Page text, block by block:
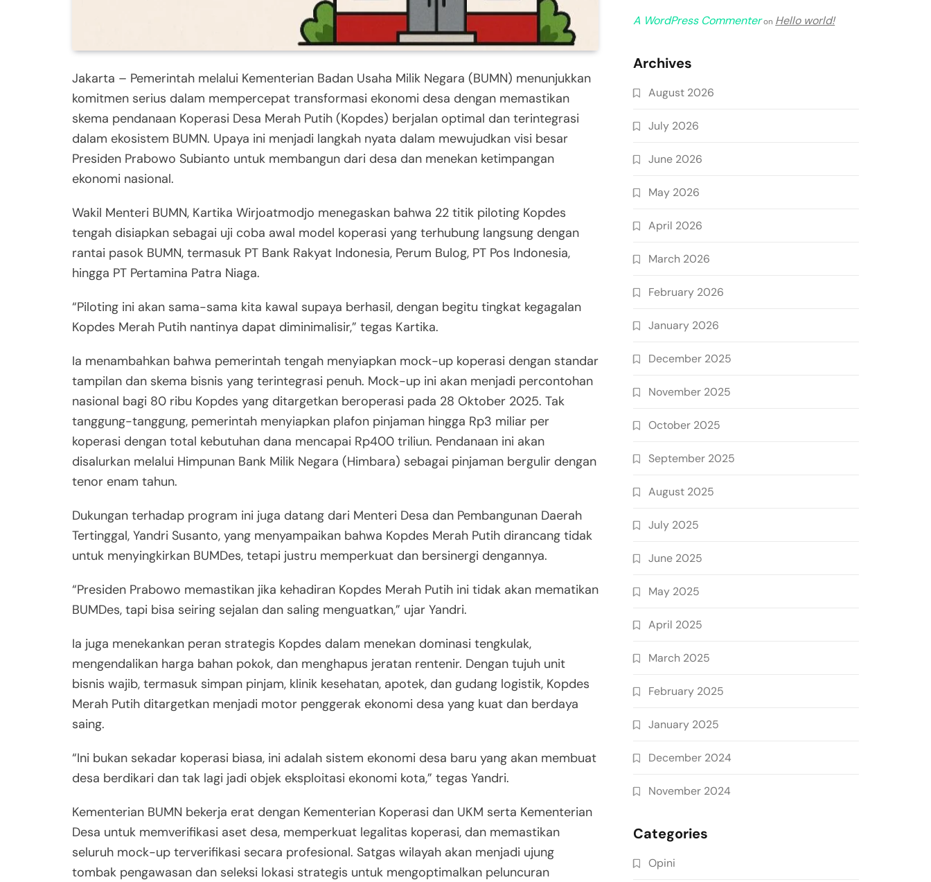
Jakarta – Pemerintah melalui Kementerian Badan Usaha Milik Negara (BUMN) menunjukkan
komitmen serius dalam mempercepat transformasi ekonomi desa dengan memastikan
skema pendanaan Koperasi Desa Merah Putih (Kopdes) berjalan optimal dan terintegrasi
dalam ekosistem BUMN. Upaya ini menjadi langkah nyata dalam mewujudkan visi besar
Presiden Prabowo Subianto untuk membangun dari desa dan menekan ketimpangan
ekonomi nasional.
Wakil Menteri BUMN, Kartika Wirjoatmodjo menegaskan bahwa 22 titik piloting Kopdes
tengah disiapkan sebagai uji coba awal model koperasi yang terhubung langsung dengan
rantai pasok BUMN, termasuk PT Bank Rakyat Indonesia, Perum Bulog, PT Pos Indonesia,
hingga PT Pertamina Patra Niaga.
“Piloting ini akan sama-sama kita kawal supaya berhasil, dengan begitu tingkat kegagalan
Kopdes Merah Putih nantinya dapat diminimalisir,” tegas Kartika.
Ia menambahkan bahwa pemerintah tengah menyiapkan mock-up koperasi dengan standar
tampilan dan skema bisnis yang terintegrasi penuh. Mock-up ini akan menjadi percontohan
nasional bagi 80 ribu Kopdes yang ditargetkan beroperasi pada 28 Oktober 2025. Tak
tanggung-tanggung, pemerintah menyiapkan plafon pinjaman hingga Rp3 miliar per
koperasi dengan total kebutuhan dana mencapai Rp400 triliun. Pendanaan ini akan
disalurkan melalui Himpunan Bank Milik Negara (Himbara) sebagai pinjaman bergulir dengan
tenor enam tahun.
Dukungan terhadap program ini juga datang dari Menteri Desa dan Pembangunan Daerah
Tertinggal, Yandri Susanto, yang menyampaikan bahwa Kopdes Merah Putih dirancang tidak
untuk menyingkirkan BUMDes, tetapi justru memperkuat dan bersinergi dengannya.
“Presiden Prabowo memastikan jika kehadiran Kopdes Merah Putih ini tidak akan mematikan
BUMDes, tapi bisa seiring sejalan dan saling menguatkan,” ujar Yandri.
Ia juga menekankan peran strategis Kopdes dalam menekan dominasi tengkulak,
mengendalikan harga bahan pokok, dan menghapus jeratan rentenir. Dengan tujuh unit
bisnis wajib, termasuk simpan pinjam, klinik kesehatan, apotek, dan gudang logistik, Kopdes
Merah Putih ditargetkan menjadi motor penggerak ekonomi desa yang kuat dan berdaya
saing.
“Ini bukan sekadar koperasi biasa, ini adalah sistem ekonomi desa baru yang akan membuat
desa berdikari dan tak lagi jadi objek eksploitasi ekonomi kota,” tegas Yandri.
Kementerian BUMN bekerja erat dengan Kementerian Koperasi dan UKM serta Kementerian
Desa untuk memverifikasi aset desa, memperkuat legalitas koperasi, dan memastikan
seluruh mock-up terverifikasi secara profesional. Satgas wilayah akan menjadi ujung
tombak pengawasan dan seleksi lokasi strategis untuk mengoptimalkan peluncuran
A WordPress Commenteron Hello world!
Archives
August 2026
July 2026
June 2026
May 2026
April 2026
March 2026
February 2026
January 2026
December 2025
November 2025
October 2025
September 2025
August 2025
July 2025
June 2025
May 2025
April 2025
March 2025
February 2025
January 2025
December 2024
November 2024
Categories
Opini